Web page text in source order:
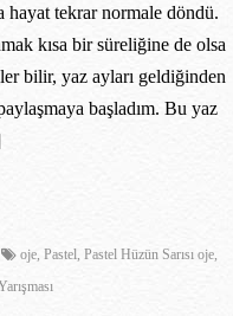
tekrar normale döndü.
kısa bir süreliğine de olsa
bilir, yaz ayları geldiğinden
başladım. Bu yaz
oje, Pastel, Pastel Hüzün Sarısı oje,